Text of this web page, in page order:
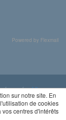
Powered by Flexmail
réservés.Vie
sur notre site. En
de cookies
centres d'intérêts